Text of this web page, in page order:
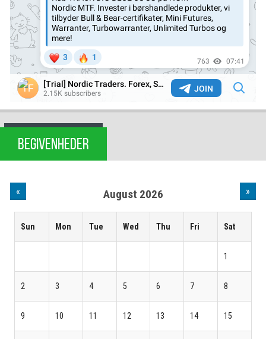
BEGIVENHEDER
« August 2026 »
Sun Mon Tue Wed Thu Fri Sat
1
2 3 4 5 6 7 8
9 10 11 12 13 14 15